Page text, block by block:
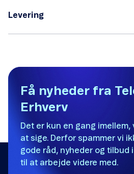
Levering
Få nyheder fra
Erhverv
Det er kun en gang
at sige. Derfor spammer vi
gode råd, nyheder og tilbud
til at arbejde videre med.